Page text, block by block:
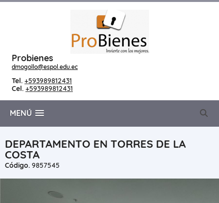
Probienes
dmogollo@espol.edu.ec
Tel. +593989812431
Cel. +593989812431
MENÚ
DEPARTAMENTO EN TORRES DE LA
COSTA
Código. 9857545